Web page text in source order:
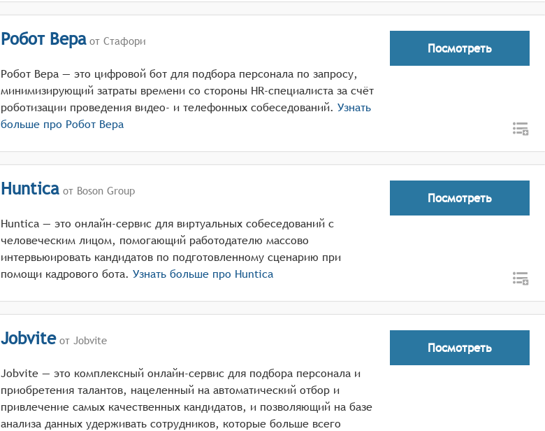
Робот Вераот Стафори
Робот Вера — это цифровой бот для подбора персонала по запросу,
минимизирующий затраты времени со стороны HR-специалиста за счёт
роботизации проведения видео- и телефонных собеседований. Узнать
больше про Робот Вера
Посмотреть
Huntica от Boson Group
Huntica — это онлайн-сервис для виртуальных собеседований с
человеческим лицом, помогающий работодателю массово
интервьюировать кандидатов по подготовленному сценарию при
помощи кадрового бота. Узнать больше про Huntica
Посмотреть
Jobviteот Jobvite
Jobvite — это комплексный онлайн-сервис для подбора персонала и
приобретения талантов, нацеленный на автоматический отбор и
привлечение самых качественных кандидатов, и позволяющий на базе
анализа данных удерживать сотрудников, которые больше всего
Посмотреть